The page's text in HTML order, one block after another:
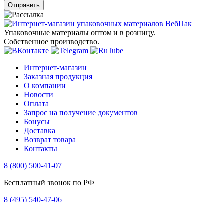
Отправить
Упаковочные материалы оптом и в розницу.
Собственное производство.
Интернет-магазин
Заказная продукция
О компании
Новости
Оплата
Запрос на получение документов
Бонусы
Доставка
Возврат товара
Контакты
8 (800) 500-41-07
Бесплатный звонок по РФ
8 (495) 540-47-06